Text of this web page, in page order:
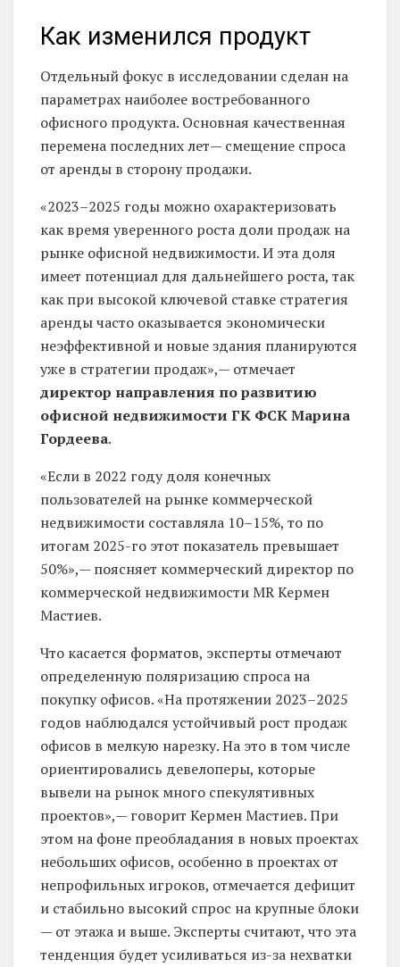
Как изменился продукт
Отдельный фокус в исследовании сделан на
параметрах наиболее востребованного
офисного продукта. Основная качественная
перемена последних лет— смещение спроса
от аренды в сторону продажи.
«2023–2025 годы можно охарактеризовать
как время уверенного роста доли продаж на
рынке офисной недвижимости. И эта доля
имеет потенциал для дальнейшего роста, так
как при высокой ключевой ставке стратегия
аренды часто оказывается экономически
неэффективной и новые здания планируются
уже в стратегии продаж»,— отмечает
директор направления по развитию
офисной недвижимости ГК ФСК Марина
Гордеева.
«Если в 2022 году доля конечных
пользователей на рынке коммерческой
недвижимости составляла 10–15%, то по
итогам 2025-го этот показатель превышает
50%»,— поясняет коммерческий директор по
коммерческой недвижимости MR Кермен
Мастиев.
Что касается форматов, эксперты отмечают
определенную поляризацию спроса на
покупку офисов. «На протяжении 2023–2025
годов наблюдался устойчивый рост продаж
офисов в мелкую нарезку. На это в том числе
ориентировались девелоперы, которые
вывели на рынок много спекулятивных
проектов»,— говорит Кермен Мастиев. При
этом на фоне преобладания в новых проектах
небольших офисов, особенно в проектах от
непрофильных игроков, отмечается дефицит
и стабильно высокий спрос на крупные блоки
— от этажа и выше. Эксперты считают, что эта
тенденция будет усиливаться из-за нехватки